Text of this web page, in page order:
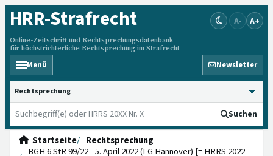
HRR-Strafrecht
Online-Zeitschrift und Rechtsprechungsdatenbank
für höchstrichterliche Rechtsprechung im Strafrecht
A- A+
Menü Newsletter
HRRS durchsuchen
Suchen
Startseite
Rechtsprechung
BGH 6 StR 99/22 - 5. April 2022 (LG Hannover) [= HRRS 2022